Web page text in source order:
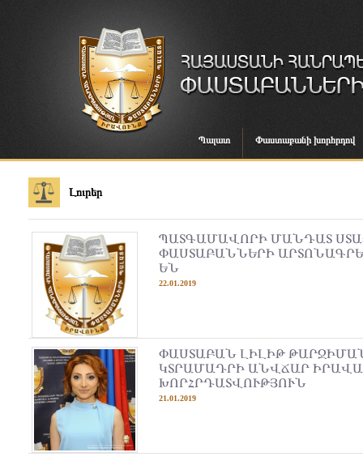
Պալատ Փաստաբանի խորհրդով
Լուրեր
ՊԱՏԳԱՄԱՎՈՐԻ ՄԱՆԴԱՏ
ՓԱՍՏԱԲԱՆՆԵՐԻ
ԵՆ
22.01.2019
ՓԱՍՏԱԲԱՆ ԼԻԼԻԹ
ԿՏՐԱՄԱԴՐԻ ԱՆՎՃԱՐ
ԽՈՐՀՐԴԱՏՎՈՒԹՅՈՒՆ
21.01.2019